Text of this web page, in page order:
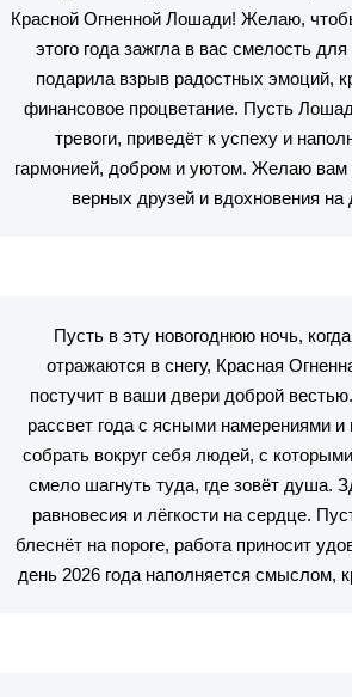
Красной Огненной Лошади! Желаю,
этого года зажгла в вас смелость
подарила взрыв радостных эмоций,
финансовое процветание. Пусть
тревоги, приведёт к успеху и
гармонией, добром и уютом. Желаю вам
верных друзей и вдохновения
Пусть в эту новогоднюю ночь,
отражаются в снегу, Красная
постучит в ваши двери доброй
рассвет года с ясными намерениями
собрать вокруг себя людей, с
смело шагнуть туда, где зовёт душа.
равновесия и лёгкости на сердце.
блеснёт на пороге, работа приносит
день 2026 года наполняется смыслом,